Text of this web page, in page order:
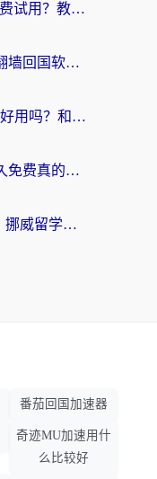
海外党必看：gecko加速器免费试用？教你选对回国加速器，无缝刷国内剧玩游戏
海外党必看：如何选对电脑翻墙回国软件，轻松解锁国内资源？
海外党纠结？快帆TV版VPN好用吗？和扇贝手游VPN对比哪个回国效果更好？
海外党必看：免费加速器永久免费真的存在吗？教你选对回国加速器无缝刷国内资源
ChickCN和夏时国际好用吗？挪威留学生亲测3款回国加速器，附穿梭和加速喵对比指南
番茄回国加速器
奇迹MU加速用什
么比较好